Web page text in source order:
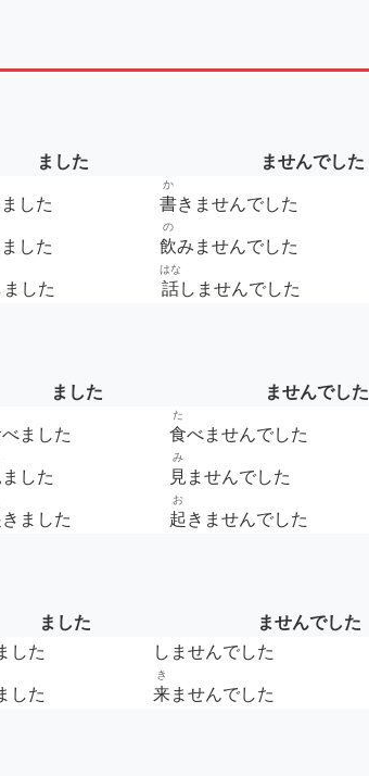
ました
ませんでした
した 書
か
きませんでした
した 飲
の
みませんでした
ました 話
はな
しませんでした
ました
ませんでした
べました 食
た
べませんでした
ました 見
み
ませんでした
きました 起
お
きませんでした
ました
ませんでした
した
しませんでした
した 来
き
ませんでした